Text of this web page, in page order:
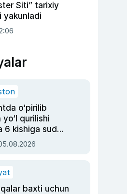
Siti” tarixiy
yakunladi
o‘pirilib
qurilishi
6 kishiga sud
baxti uchun